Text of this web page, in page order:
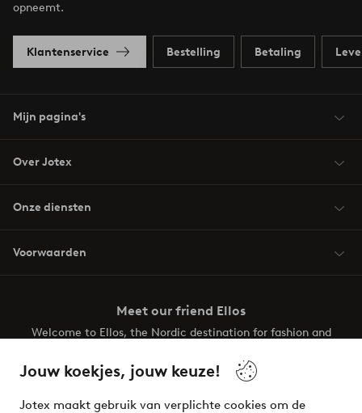
Jouw koekjes, jouw keuze!
Jotex maakt gebruik van verplichte cookies om de
opneemt.
Klantenservice Bestelling Betaling
Mijn pagina's
Over Jotex
Onze diensten
Voorwaarden
Meet our friend Ellos
Welcome to Ellos, the Nordic destination for fashion and
your wardrobe. Your next inspiring look is here!